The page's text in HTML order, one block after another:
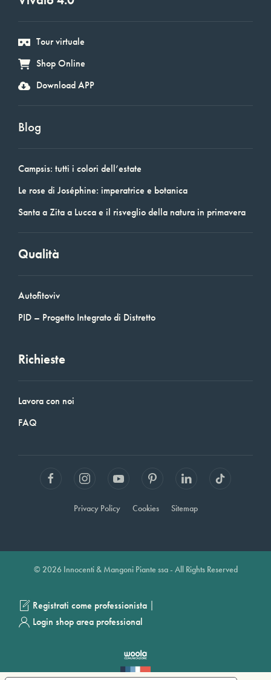
Tour virtuale
Shop Online
Download APP
Blog
Campsis: tutti i colori dell’estate
Le rose di Joséphine: imperatrice e botanica
Santa a Zita a Lucca e il risveglio della natura in primavera
Qualità
Autofitoviv
PID – Progetto Integrato di Distretto
Richieste
Lavora con noi
FAQ
Privacy Policy Cookies Sitemap
© 2026 Innocenti & Mangoni Piante ssa - All Rights Reserved
Registrati come professionista |
Login shop area professional